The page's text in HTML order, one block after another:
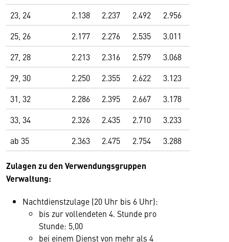
23, 24
2.138 2.237 2.492
2.956
25, 26
2.177 2.276 2.535
3.011
27, 28
2.213 2.316 2.579
3.068
29, 30
2.250 2.355 2.622
3.123
31, 32
2.286 2.395 2.667
3.178
33, 34
2.326 2.435 2.710
3.233
ab 35
2.363 2.475 2.754 3.288
Zulagen zu den Verwendungsgruppen
Verwaltung:
Nachtdienstzulage (20 Uhr bis 6 Uhr):
bis zur vollendeten 4. Stunde pro
Stunde: 5,00
bei einem Dienst von mehr als 4